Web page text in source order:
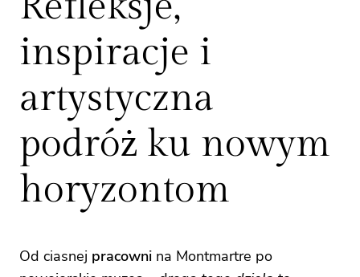
inspiracje i
artystyczna
podróż ku nowym
horyzontom
Od ciasnej pracowni na Montmartre po